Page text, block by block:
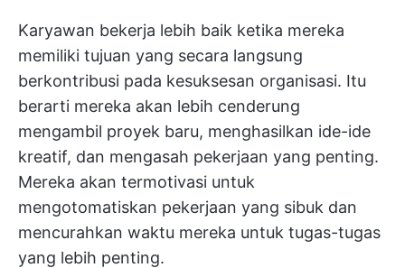
Karyawan bekerja lebih baik ketika mereka
memiliki tujuan yang secara langsung
berkontribusi pada kesuksesan organisasi. Itu
berarti mereka akan lebih cenderung
mengambil proyek baru, menghasilkan ide-ide
kreatif, dan mengasah pekerjaan yang penting.
Mereka akan termotivasi untuk
mengotomatiskan pekerjaan yang sibuk dan
mencurahkan waktu mereka untuk tugas-tugas
yang lebih penting.